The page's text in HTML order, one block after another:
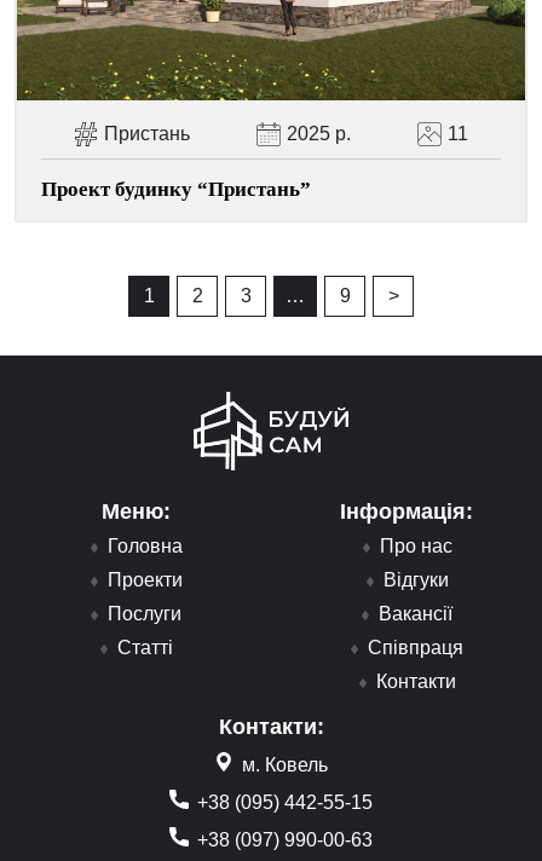
Пристань 2025 р. 11
Проект будинку “Пристань”
1 2 3 … 9 >
Меню:
Головна
Проекти
Послуги
Статті
Інформація:
Про нас
Відгуки
Вакансії
Співпраця
Контакти
Контакти:
м. Ковель
+38 (095) 442-55-15
+38 (097) 990-00-63